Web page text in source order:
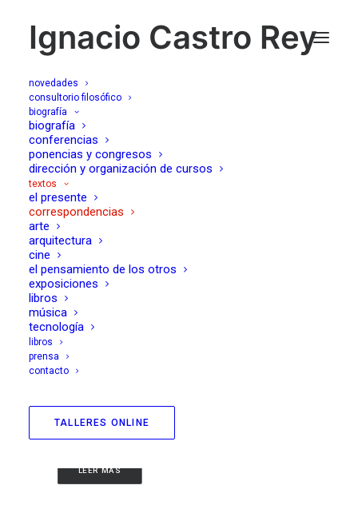
Ignacio Castro Rey
novedades
consultorio filosófico
biografía
biografía
conferencias
ponencias y congresos
dirección y organización de cursos
textos
el presente
correspondencias
arte
arquitectura
cine
el pensamiento de los otros
exposiciones
libros
música
tecnología
libros
prensa
contacto
TALLERES ONLINE
correspondencias
Esta peligrosa escasez de infierno (Sobre
«Los odios y los días»)
17/06/2026
Queridos Á., P., P. y V., Sois de una cordialidad
un poco abrumadora, Á., tu procesión de
acuerdos y…
LEER MÁS